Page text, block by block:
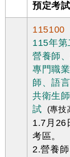
預定考
115100
115年
營養師
專門職
師、語
共衛生
試
(專技
1.7月26
考區。
2.營養